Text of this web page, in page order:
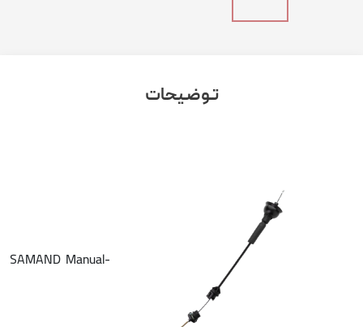
تـوضـیحات
SAMAND Manual-